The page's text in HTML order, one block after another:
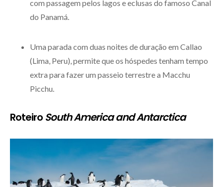
com passagem pelos lagos e eclusas do famoso Canal
do Panamá.
Uma parada com duas noites de duração em Callao
(Lima, Peru), permite que os hóspedes tenham tempo
extra para fazer um passeio terrestre a Macchu
Picchu.
Roteiro South America and Antarctica